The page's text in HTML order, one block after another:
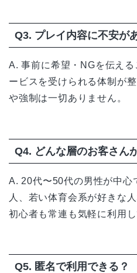
Q3. プレイ内容に不安が
A. 事前に希望・NGを伝え
ービスを受けられる体制が
や強制は一切ありません。
Q4. どんな層のお客さん
A. 20代〜50代の男性が中心
人、若い体育会系が好きな
初心者も常連も気軽に利用し
Q5. 匿名で利用できる？